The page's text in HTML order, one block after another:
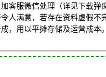
服微信处理（详见下载弹
满意，若存在资料虚假不
，用以平摊存储及运营成